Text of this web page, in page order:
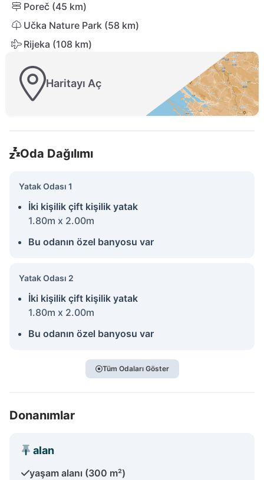
Poreč (45 km)
Učka Nature Park (58 km)
Rijeka (108 km)
Haritayı Aç
Oda Dağılımı
Yatak Odası 1
İki kişilik çift kişilik yatak
1.80m x 2.00m
Bu odanın özel banyosu var
Yatak Odası 2
İki kişilik çift kişilik yatak
1.80m x 2.00m
Bu odanın özel banyosu var
Tüm Odaları Göster
Donanımlar
alan
yaşam alanı (300 m²)